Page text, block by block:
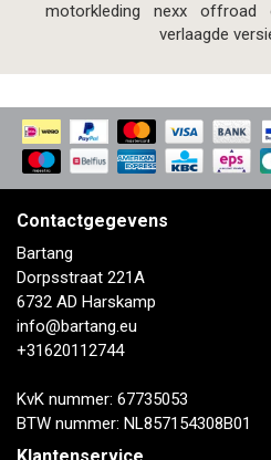
motorkleding
nexx offroad
verlaagde
Contactgegevens
Bartang
Dorpsstraat 221A
6732 AD Harskamp
info@bartang.eu
+31620112744
KvK nummer: 67735053
BTW nummer: NL857154308B01